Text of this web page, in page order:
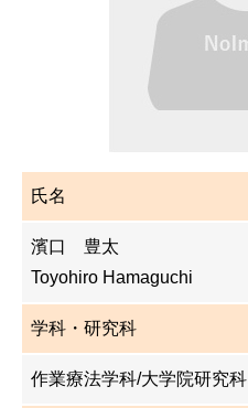
氏名
濱口 豊太
Toyohiro Hamaguchi
学科・研究科
作業療法学科/大学院研究科